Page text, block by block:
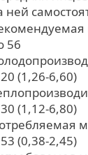
ней
56
(1,26-6,60)
(1,12-6,80)
(0,38-2,45)